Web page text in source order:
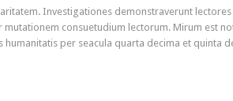
Investigationes demonstraverunt
consuetudium lectorum. Mirum est
per seacula quarta decima et quinta